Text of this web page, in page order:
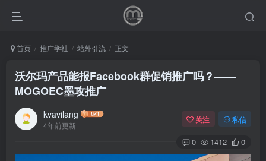
首页 推广学社 站外引流 正文
沃尔玛产品能报Facebook群促销推广吗？——
MOGOEC墨攻推广
kvavilang
4年前更新
关注 私信
0 1412 0